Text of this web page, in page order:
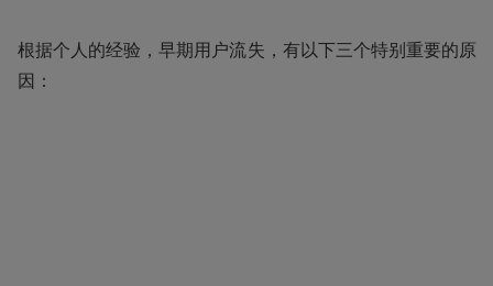
根据个人的经验，早期用户流失，有以下三个特别重要的原
因：